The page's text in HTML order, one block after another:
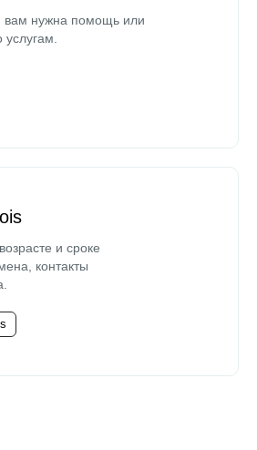
вам нужна помощь или
услугам.
и сроке
контакты